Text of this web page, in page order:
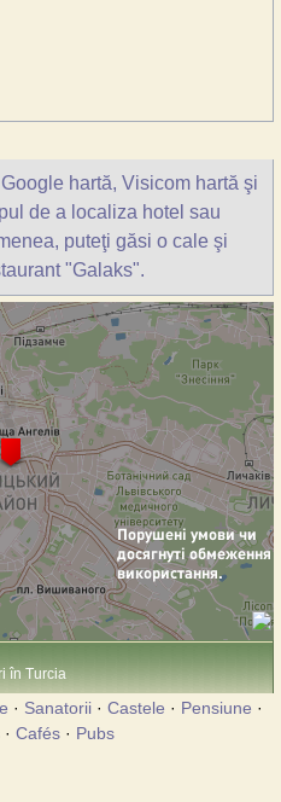
hartă, Visicom hartă şi
de a localiza hotel sau
puteţi găsi o cale şi
"Galaks".
în Turcia
· Sanatorii· Castele · Pensiune ·
· Cafés · Pubs